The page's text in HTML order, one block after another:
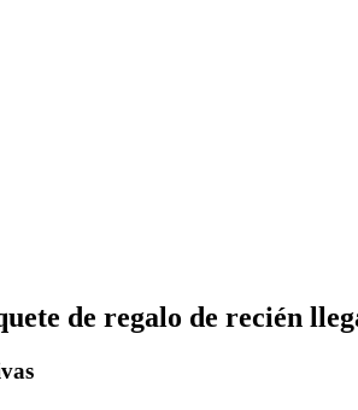
de regalo de recién